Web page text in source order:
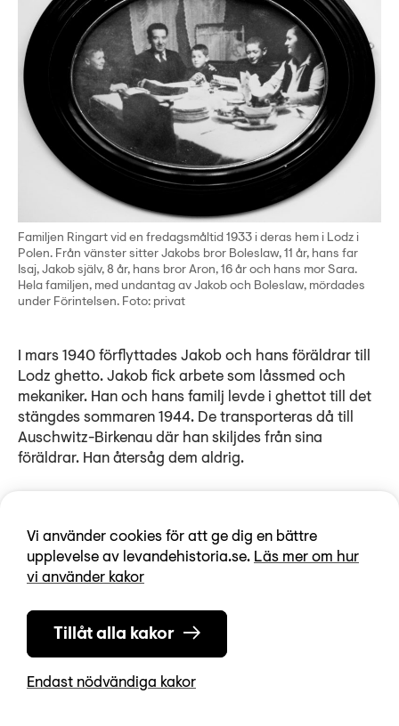
Vi använder cookies för att ge dig en bättre
upplevelse av levandehistoria.se. Läs mer om hur
vi använder kakor
Tillåt alla kakor
Endast nödvändiga kakor
Familjen Ringart vid en fredagsmåltid 1933 i deras hem i Lodz i
Polen. Från vänster sitter Jakobs bror Boleslaw, 11 år, hans far
Isaj, Jakob själv, 8 år, hans bror Aron, 16 år och hans mor Sara.
Hela familjen, med undantag av Jakob och Boleslaw, mördades
under Förintelsen. Foto: privat
I mars 1940 förflyttades Jakob och hans föräldrar till
Lodz ghetto. Jakob fick arbete som låssmed och
mekaniker. Han och hans familj levde i ghettot till det
stängdes sommaren 1944. De transporteras då till
Auschwitz-Birkenau där han skiljdes från sina
föräldrar. Han återsåg dem aldrig.
arbetade han fram till mars 1945. Efter att ha
transporterats runt med godsvagn i ett
sammanbrutet Tyskland befriades han den 2 maj 1945
Röda Korset. Han erbjöds sjukhusvård i Sverige. Han